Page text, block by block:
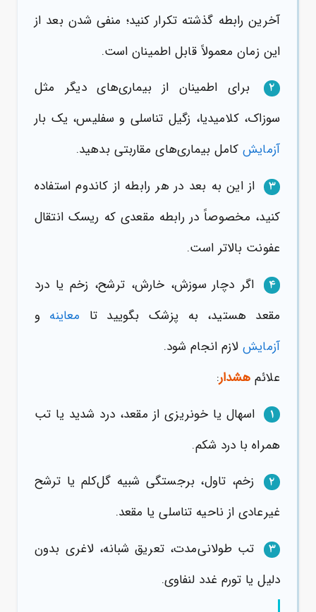
آخرین رابطه گذشته تکرار کنید؛ منفی شدن بعد از
این زمان معمولاً قابل اطمینان است.
۲
برای اطمینان از بیماری‌های دیگر مثل
سوزاک، کلامیدیا، زگیل تناسلی و سفلیس، یک بار
آزمایشکامل بیماری‌های مقاربتی بدهید.
۳
از این به بعد در هر رابطه از کاندوم استفاده
کنید، مخصوصاً در رابطه مقعدی که ریسک انتقال
عفونت بالاتر است.
۴
اگر دچار سوزش، خارش، ترشح، زخم یا درد
مقعد هستید، به پزشک بگویید تا معاینه و
آزمایشلازم انجام شود.
علائم هشدار:
۱
اسهال یا خونریزی از مقعد، درد شدید یا تب
همراه با درد شکم.
۲
زخم، تاول، برجستگی شبیه گل‌کلم یا ترشح
غیرعادی از ناحیه تناسلی یا مقعد.
۳
تب طولانی‌مدت، تعریق شبانه، لاغری بدون
دلیل یا تورم غدد لنفاوی.